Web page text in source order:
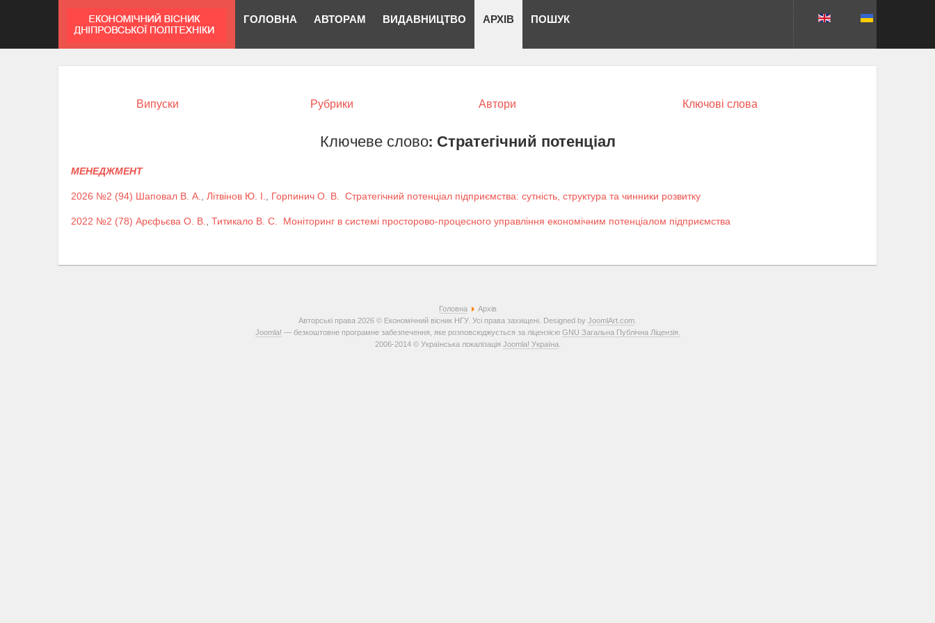
ГОЛОВНА АВТОРАМ ВИДАВНИЦТВО АРХІВ ПОШУК
Випуски Рубрики Автори Ключові слова
Ключеве слово: Стратегічний потенціал
МЕНЕДЖМЕНТ
2026 №2 (94) Шаповал В. А. Літвінов Ю. І. Горпинич О. В. Стратегічний потенціал підприємства: сутність, структура та чинники розвитку
2022 №2 (78) Арєфьєва О. В. Титикало В. С. Моніторинг в системі просторово-процесного управління економічним потенціалом підприємства
Головна
Архів
Авторські права 2026 © Економічний вісник НГУ. Усі права захищені. Designed by JoomlArt.com
Joomla! — безкоштовне програмне забезпечення, яке розповсюджується за ліцензією GNU Загальна Публічна Ліцензія.
2006-2014 © Українська локалізація Joomla! Україна